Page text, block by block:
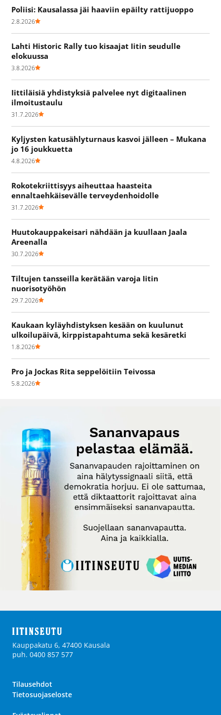
Poliisi: Kausalassa jäi haaviin epäilty rattijuoppo
2.8.2026
Lahti Historic Rally tuo kisaajat Iitin seudulle
elokuussa
3.8.2026
Iittiläisiä yhdistyksiä palvelee nyt digitaalinen
ilmoitustaulu
31.7.2026
Kyljysten katusählyturnaus kasvoi jälleen – Mukana
jo 16 joukkuetta
4.8.2026
Rokotekriittisyys aiheuttaa haasteita
ennaltaehkäisevälle terveydenhoidolle
31.7.2026
Huutokauppakeisari nähdään ja kuullaan Jaala
Areenalla
30.7.2026
Tiltujen tansseilla kerätään varoja Iitin
nuorisotyöhön
29.7.2026
Kaukaan kyläyhdistyksen kesään on kuulunut
ulkoilupäivä, kirppistapahtuma sekä kesäretki
1.8.2026
Pro ja Jockas Rita seppelöitiin Teivossa
5.8.2026
Kauppakatu 6, 47400 Kausala
puh. 0400 857 577
Tilausehdot
Tietosuojaseloste